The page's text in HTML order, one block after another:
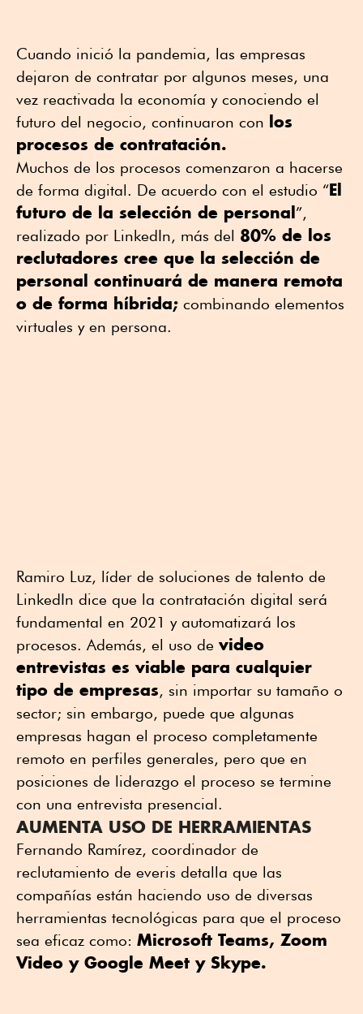
Cuando inició la pandemia, las empresas
dejaron de contratar por algunos meses, una
vez reactivada la economía y conociendo el
futuro del negocio, continuaron con los
procesos de contratación.
Muchos de los procesos comenzaron a hacerse
de forma digital. De acuerdo con el estudio “El
futuro de la selección de personal ”,
realizado por LinkedIn, más del 80% de los
reclutadores cree que la selección de
personal continuará de manera remota
o de forma híbrida; combinando elementos
virtuales y en persona.
Ramiro Luz, líder de soluciones de talento de
LinkedIn dice que la contratación digital será
fundamental en 2021 y automatizará los
procesos. Además, el uso de video
entrevistas es viable para cualquier
tipo de empresas, sin importar su tamaño o
sector; sin embargo, puede que algunas
empresas hagan el proceso completamente
remoto en perfiles generales, pero que en
posiciones de liderazgo el proceso se termine
con una entrevista presencial.
AUMENTA USO DE HERRAMIENTAS
Fernando Ramírez, coordinador de
reclutamiento de everis detalla que las
compañías están haciendo uso de diversas
herramientas tecnológicas para que el proceso
sea eficaz como: Microsoft Teams, Zoom
Video y Google Meet y Skype.